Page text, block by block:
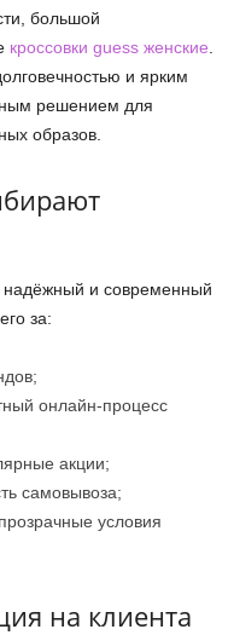
большой
кроссовки guess женские
и ярким
решением для
образов.
надёжный и современный
за:
онлайн-процесс
акции;
самовывоза;
условия
на клиента